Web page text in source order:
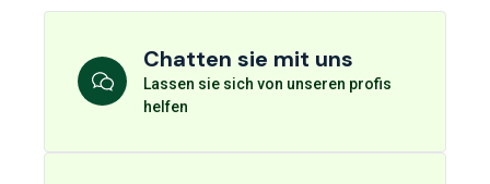
Chatten sie mit uns
Lassen sie sich von unseren profis
helfen